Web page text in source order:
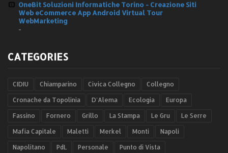
OneBit Soluzioni Informatiche Torino - Creazione Siti
Web eCommerce App Android Virtual Tour
WebMarketing
-
CATEGORIES
CIDIU Chiamparino Civica Collegno Collegno
Cronache da Topolinia D'Alema Ecologia Europa
Fassino Fornero Grillo La Stampa Le Gru Le Serre
Mafia Capitale Maletti Merkel Monti Napoli
Napolitano PdL Personale Punto di Vista